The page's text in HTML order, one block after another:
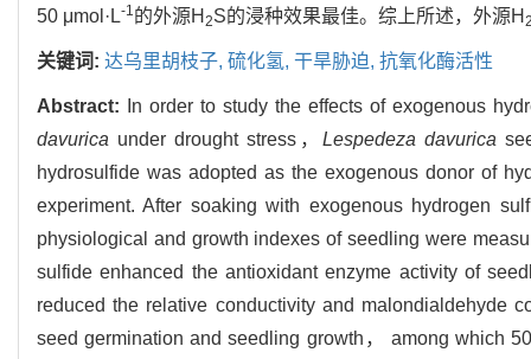
50 μmol·L-1 的外源H 2S的浸种效果最佳。综上所述，外源H
关键词: 达乌里胡枝子, 硫化氢, 干旱胁迫, 抗氧化酶活性
Abstract:
In order to study the effects of exogenous
davurica under drought stress， Lespedeza davurica
hydrosulfide was adopted as the exogenous donor of
experiment. After soaking with exogenous hydrogen
physiological and growth indexes of seedling were
sulfide enhanced the antioxidant enzyme activity of
reduced the relative conductivity and malondialdehyde
seed germination and seedling growth， among which